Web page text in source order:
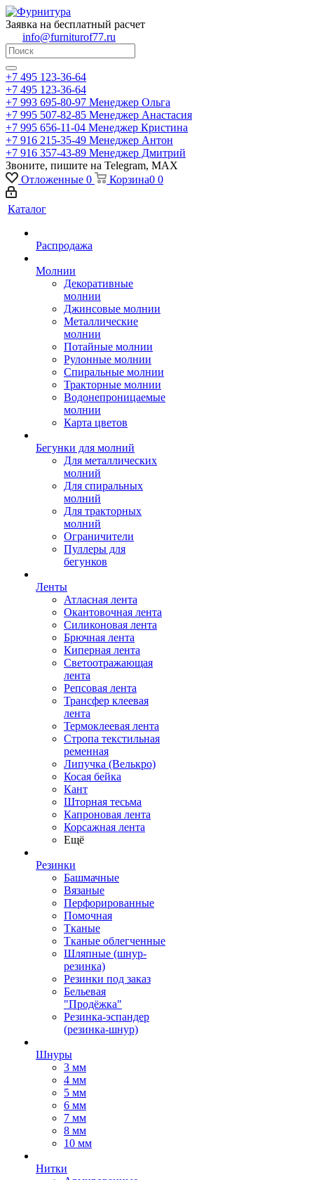
Заявка на бесплатный расчет
info@furniturof77.ru
+7 495 123-36-64
+7 495 123-36-64
+7 993 695-80-97 Менеджер Ольга
+7 995 507-82-85 Менеджер Анастасия
+7 995 656-11-04 Менеджер Кристина
+7 916 215-35-49 Менеджер Антон
+7 916 357-43-89 Менеджер Дмитрий
Звоните, пишите на Telegram, MAX
Отложенные 0 Корзина0 0
Каталог
Распродажа
Молнии
Декоративные
молнии
Джинсовые молнии
Металлические
молнии
Потайные молнии
Рулонные молнии
Спиральные молнии
Тракторные молнии
Водонепроницаемые
молнии
Карта цветов
Бегунки для молний
Для металлических
молний
Для спиральных
молний
Для тракторных
молний
Ограничители
Пуллеры для
бегунков
Ленты
Атласная лента
Окантовочная лента
Силиконовая лента
Брючная лента
Киперная лента
Светоотражающая
лента
Репсовая лента
Трансфер клеевая
лента
Термоклеевая лента
Стропа текстильная
ременная
Липучка (Велькро)
Косая бейка
Кант
Шторная тесьма
Капроновая лента
Корсажная лента
Ещё
Резинки
Башмачные
Вязаные
Перфорированные
Помочная
Тканые
Тканые облегченные
Шляпные (шнур-
резинка)
Резинки под заказ
Бельевая
"Продёжка"
Резинка-эспандер
(резинка-шнур)
Шнуры
3 мм
4 мм
5 мм
6 мм
7 мм
8 мм
10 мм
Нитки